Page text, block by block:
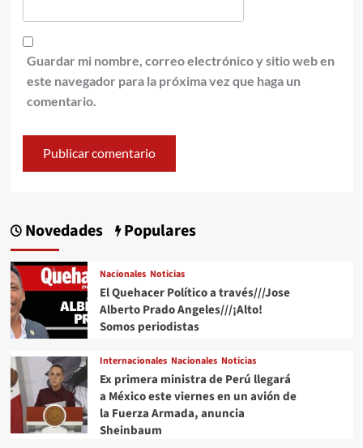
Guardar mi nombre, correo electrónico y sitio web en
este navegador para la próxima vez que haga un
comentario.
Novedades Populares
Nacionales Noticias
El Quehacer Político a través///Jose
Alberto Prado Angeles///¡Alto!
Somos periodistas
Internacionales Nacionales Noticias
Ex primera ministra de Perú llegará
a México este viernes en un avión de
la Fuerza Armada, anuncia
Sheinbaum